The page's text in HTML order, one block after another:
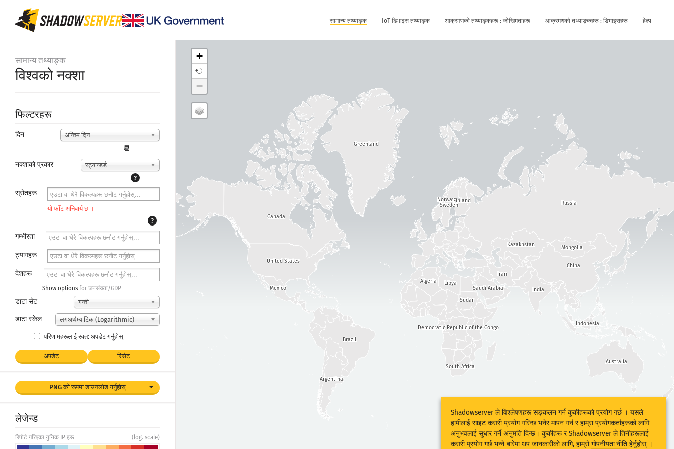
सामान्य तथ्याङ्क IoT डिभाइस तथ्याङ्क आक्रमणको तथ्याङ्कहरू : जोखिमताहरू आक्रमणको तथ्याङ्कहरू : डिभाइसहरू हेल्प
सामान्य तथ्याङ्क
विश्वको नक्शा
फिल्टरहरू
दिन अन्तिम दिन
📆
नक्शाको प्रकार
स्ट्यान्डर्ड
?
स्रोतहरू
यो फाँट अनिवार्य छ ।
?
गम्भीरता
ट्यागहरू
देशहरू
Show optionsfor जनसंख्या/GDP
डाटा सेट गन्ती
डाटा स्केल लगअर्थम्याटिक (Logarithmic)
परिणामहरूलाई स्वत: अपडेट गर्नुहोस्
अपडेट रिसेट
PNG को रूपमा डाउनलोड गर्नुहोस्
लेजेन्ड
रिपोर्ट गरिएका युनिक IP हरू (log. scale)
Indonesia
Argentina
India
China
Democratic Republic of the Congo
South Africa
Kazakhstan
Brazil
Mongolia
Russia
Norway
Sweden
Finland
Libya
Sudan
Iran
Saudi Arabia
Algeria
United States
Canada
Mexico
Australia
Greenland
+
−
Shadowserver ले विश्लेषणहरू सङ्कलन गर्न कुकीहरूको प्रयोग गर्छ । यसले
हामीलाई साइट कसरी प्रयोग गरिन्छ भनेर मापन गर्न र हाम्रा प्रयोगकर्ताहरूको लागि
अनुभवलाई सुधार गर्ने अनुमति दिन्छ। कुकीहरू र Shadowserver ले तिनीहरूलाई
कसरी प्रयोग गर्छ भन्ने बारेमा थप जानकारीको लागि, हाम्रोगोपनीयता नीति हेर्नुहोस् ।